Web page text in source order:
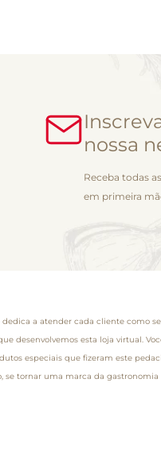
nossa
Receba todas
em primeira
dedica a atender cada cliente como
desenvolvemos esta loja virtual.
especiais que fizeram este
se tornar uma marca da gastronomia